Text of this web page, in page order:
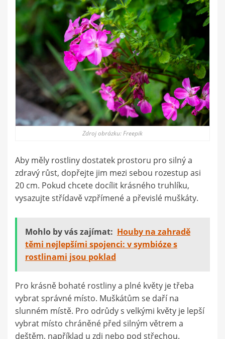
Zdroj obrázku: Freepik
Aby měly rostliny dostatek prostoru pro silný a
zdravý růst, dopřejte jim mezi sebou rozestup asi
20 cm. Pokud chcete docílit krásného truhlíku,
vysazujte střídavě vzpřímené a převislé muškáty.
Mohlo by vás zajímat: Houby na zahradě
těmi nejlepšími spojenci: v symbióze s
rostlinami jsou poklad
Pro krásně bohaté rostliny a plné květy je třeba
vybrat správné místo. Muškátům se daří na
slunném místě. Pro odrůdy s velkými květy je lepší
vybrat místo chráněné před silným větrem a
deštěm, například u zdi nebo pod střechou.